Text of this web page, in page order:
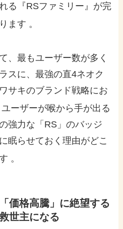
る『RSファミリー』が完
ます 。
、最もユーザー数が多く
スに、最強の直4ネオク
サキのブランド戦略にお
ユーザーが喉から手が出る
強力な「RS」のバッジ
眠らせておく理由がどこ
。
価格高騰」に絶望する
世主になる